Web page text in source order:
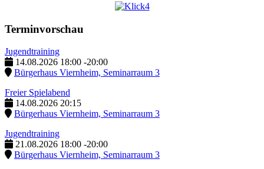
Terminvorschau
Jugendtraining
14.08.2026 18:00 -20:00
Bürgerhaus Viernheim, Seminarraum 3
Freier Spielabend
14.08.2026 20:15
Bürgerhaus Viernheim, Seminarraum 3
Jugendtraining
21.08.2026 18:00 -20:00
Bürgerhaus Viernheim, Seminarraum 3